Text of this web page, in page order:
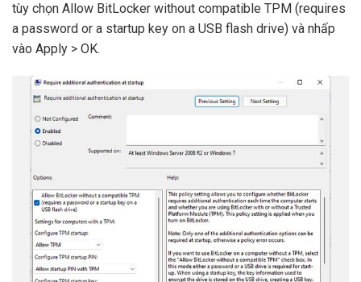
tùy chọn Allow BitLocker without compatible TPM (requires
a password or a startup key on a USB flash drive) và nhấp
vào Apply > OK.